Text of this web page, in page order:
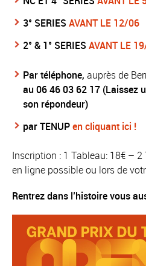
3° SERIES AVANT LE 12/06
2° & 1° SERIES AVANT LE
Par téléphone, auprès de
au 06 46 03 62 17 (Laissez
son répondeur)
par TENUPen cliquant ici !
Inscription : 1 Tableau: 18€ –
en ligne possible ou lors de
Rentrez dans l’histoire vous